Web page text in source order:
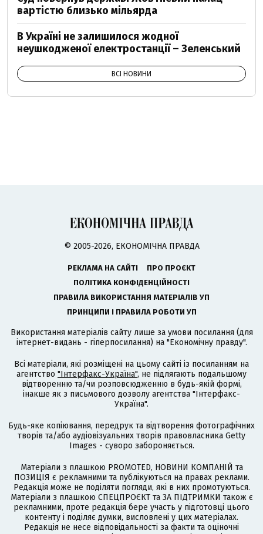
вартістю близько мільярда
В Україні не залишилося жодної
неушкодженої електростанції – Зеленський
ВСІ НОВИНИ
© 2005-2026, ЕКОНОМІЧНА ПРАВДА
РЕКЛАМА НА САЙТІ
ПРО ПРОЄКТ
ПОЛІТИКА КОНФІДЕНЦІЙНОСТІ
ПРАВИЛА ВИКОРИСТАННЯ МАТЕРІАЛІВ УП
ПРИНЦИПИ І ПРАВИЛА РОБОТИ УП
Використання матеріалів сайту лише за умови посилання (для
інтернет-видань - гіперпосилання) на "Економічну правду".
Всі матеріали, які розміщені на цьому сайті із посиланням на
агентство "Інтерфакс-Україна", не підлягають подальшому
відтворенню та/чи розповсюдженню в будь-якій формі,
інакше як з письмового дозволу агентства "Інтерфакс-
Україна".
Будь-яке копіювання, передрук та відтворення фотографічних
творів та/або аудіовізуальних творів правовласника Getty
Images - суворо забороняється.
Матеріали з плашкою PROMOTED, НОВИНИ КОМПАНІЙ та
ПОЗИЦІЯ є рекламними та публікуються на правах реклами.
Редакція може не поділяти погляди, які в них промотуються.
Матеріали з плашкою СПЕЦПРОЄКТ та ЗА ПІДТРИМКИ також є
рекламними, проте редакція бере участь у підготовці цього
контенту і поділяє думки, висловлені у цих матеріалах.
Редакція не несе відповідальності за факти та оціночні